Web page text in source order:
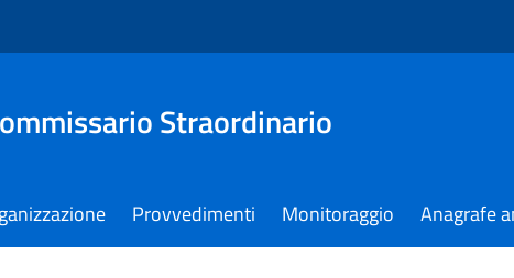
Straordinario
Provvedimenti Monitoraggio Anagrafe